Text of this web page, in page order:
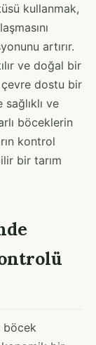
kullanmak,
artırır.
ve doğal bir
çevre dostu bir
ve
böceklerin
kontrol
bir tarım
böcek